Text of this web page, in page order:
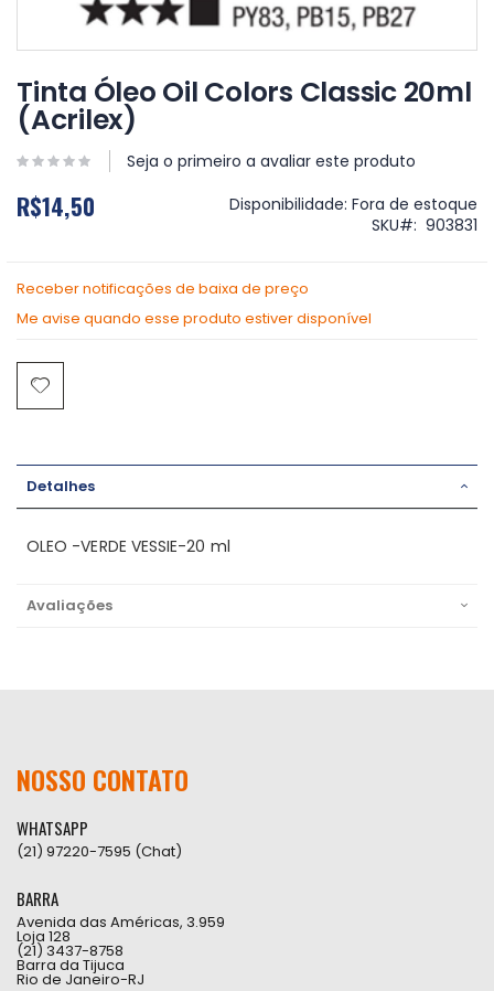
para
o
início
da
Galeria
imagens
Tinta Óleo Oil Colors Classic 20ml
(Acrilex)
Seja o primeiro a avaliar este produto
R$14,50 Disponibilidade: Fora de estoque
SKU
903831
Receber notificações de baixa de preço
Me avise quando esse produto estiver disponível
Detalhes
OLEO -VERDE VESSIE-20 ml
Avaliações
NOSSO CONTATO
WHATSAPP
(21) 97220-7595 (Chat)
BARRA
Avenida das Américas, 3.959
Loja 128
(21) 3437-8758
Barra da Tijuca
Rio de Janeiro-RJ